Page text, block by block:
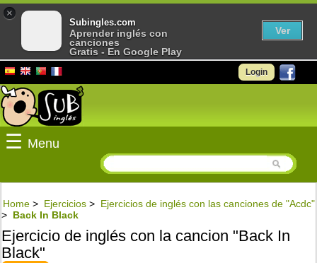
Login
☰ Menu
Home > Ejercicios > Ejercicios de inglés con las canciones de "Acdc"
> Back In Black
Ejercicio de inglés con la cancion "Back In
Black"
×
Subingles.com
Aprender inglés con
canciones
Gratis - En Google Play
Ver